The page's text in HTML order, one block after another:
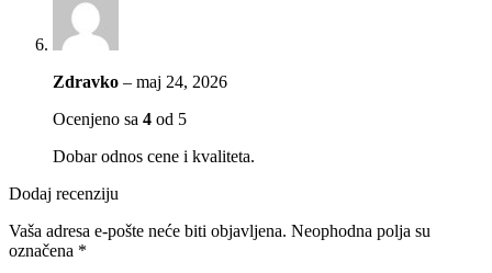
Zdravko – maj 24, 2026
Ocenjeno sa 4 od 5
Dobar odnos cene i kvaliteta.
Dodaj recenziju
Vaša adresa e-pošte neće biti objavljena. Neophodna polja su
označena *